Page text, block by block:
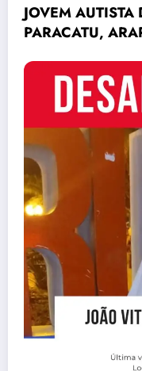
JOVEM AUTISTA
PARACATU,